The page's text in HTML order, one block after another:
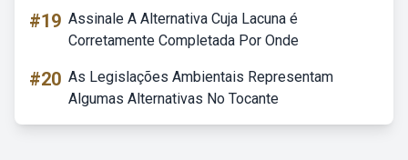
#19 Assinale A Alternativa Cuja Lacuna é
Corretamente Completada Por Onde
#20 As Legislações Ambientais Representam
Algumas Alternativas No Tocante